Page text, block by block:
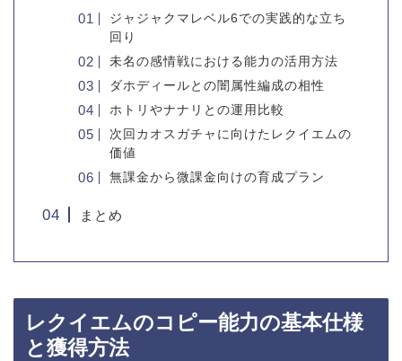
ジャジャクマレベル6での実践的な立ち
回り
未名の感情戦における能力の活用方法
ダホディールとの闇属性編成の相性
ホトリやナナリとの運用比較
次回カオスガチャに向けたレクイエムの
価値
無課金から微課金向けの育成プラン
まとめ
レクイエムのコピー能力の基本仕様
と獲得方法